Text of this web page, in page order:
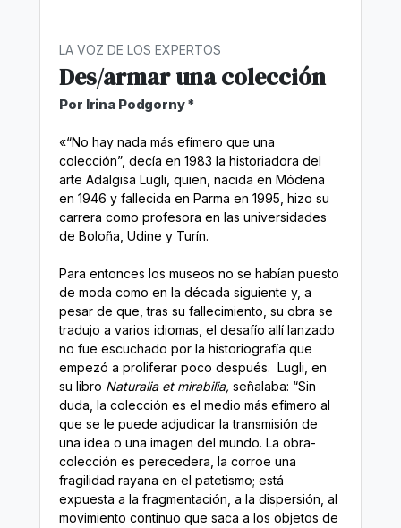
LA VOZ DE LOS EXPERTOS
Des/armar una colección
Por Irina Podgorny *
«“No hay nada más efímero que una
colección”, decía en 1983 la historiadora del
arte Adalgisa Lugli, quien, nacida en Módena
en 1946 y fallecida en Parma en 1995, hizo su
carrera como profesora en las universidades
de Boloña, Udine y Turín.
Para entonces los museos no se habían puesto
de moda como en la década siguiente y, a
pesar de que, tras su fallecimiento, su obra se
tradujo a varios idiomas, el desafío allí lanzado
no fue escuchado por la historiografía que
empezó a proliferar poco después. Lugli, en
su libro Naturalia et mirabilia, señalaba: “Sin
duda, la colección es el medio más efímero al
que se le puede adjudicar la transmisión de
una idea o una imagen del mundo. La obra-
colección es perecedera, la corroe una
fragilidad rayana en el patetismo; está
expuesta a la fragmentación, a la dispersión, al
movimiento continuo que saca a los objetos de